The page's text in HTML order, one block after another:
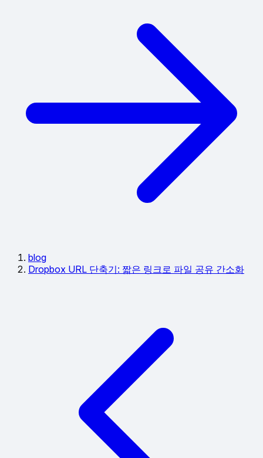
blog
Dropbox URL 단축기: 짧은 링크로 파일 공유 간소화